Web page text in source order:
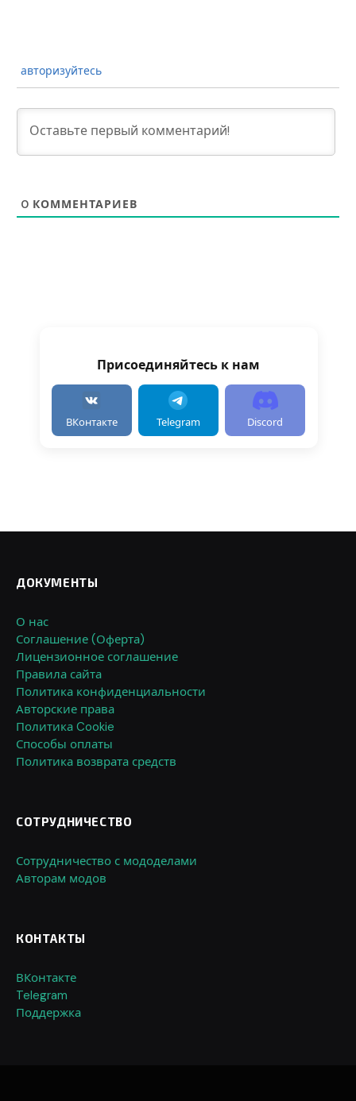
авторизуйтесь
0 КОММЕНТАРИЕВ
Присоединяйтесь к нам
ВКонтакте Telegram Discord
ДОКУМЕНТЫ
О нас
Соглашение (Оферта)
Лицензионное соглашение
Правила сайта
Политика конфиденциальности
Авторские права
Политика Cookie
Способы оплаты
Политика возврата средств
СОТРУДНИЧЕСТВО
Сотрудничество с мододелами
Авторам модов
КОНТАКТЫ
ВКонтакте
Telegram
Поддержка